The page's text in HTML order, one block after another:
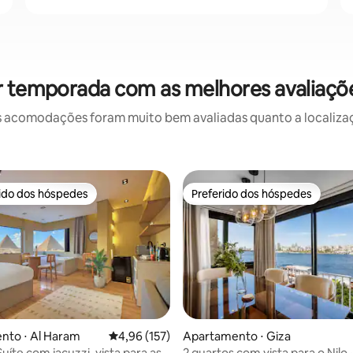
com as melhores
acomodações foram muito bem avaliadas quanto a
de 5, 135 avaliações
preferidos dos hóspedes
dos hóspedes
⋅ Al Haram 4,96 de uma avaliação média de 5, 157
4,96 (157)
Preferido dos hóspedes
Preferido dos hóspedes
Apartamento ⋅ Giza